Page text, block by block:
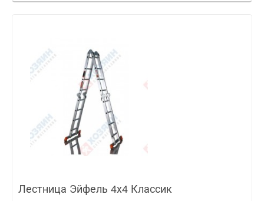
Лестница Эйфель 4х4 Классик